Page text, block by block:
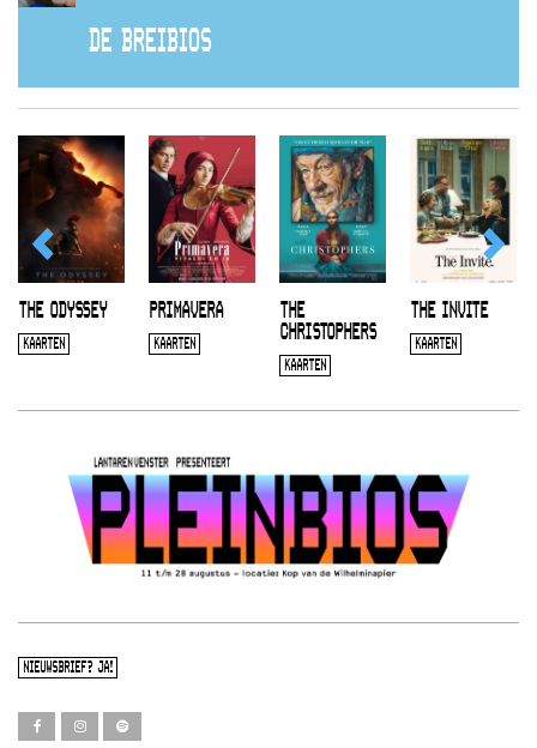
DE BREIBIOS
THE ODYSSEY
KAARTEN
PRIMAVERA
KAARTEN
THE
CHRISTOPHERS
KAARTEN
THE INVITE
KAARTEN
NIEUWSBRIEF? JA!